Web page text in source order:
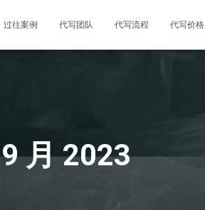
过往案例 代写团队 代写流程 代写价格
9 月 2023